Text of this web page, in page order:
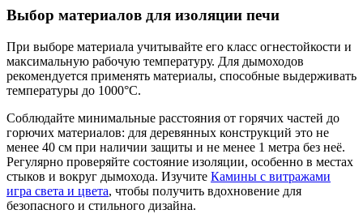
Выбор материалов для изоляции печи
При выборе материала учитывайте его класс огнестойкости и
максимальную рабочую температуру. Для дымоходов
рекомендуется применять материалы, способные выдерживать
температуры до 1000°C.
Соблюдайте минимальные расстояния от горячих частей до
горючих материалов: для деревянных конструкций это не
менее 40 см при наличии защиты и не менее 1 метра без неё.
Регулярно проверяйте состояние изоляции, особенно в местах
стыков и вокруг дымохода. Изучите Камины с витражами
игра света и цвета, чтобы получить вдохновение для
безопасного и стильного дизайна.